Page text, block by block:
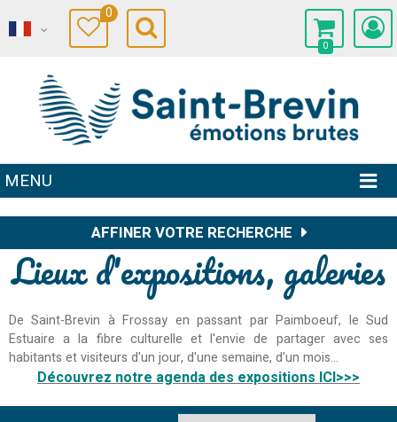
0
0
MENU
AFFINER VOTRE RECHERCHE
Lieux d'expositions, galeries
De Saint-Brevin à Frossay en passant par Paimboeuf, le Sud
Estuaire a la fibre culturelle et l'envie de partager avec ses
habitants et visiteurs d'un jour, d'une semaine, d'un mois...
Découvrez notre agenda des expositions ICI>>>